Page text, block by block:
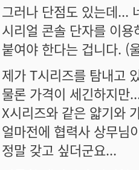
그러나 단점도 있는데...
시리얼 콘솔 단자를 이
붙여야 한다는 겁니다. (
제가 T시리즈를 탐내고
물론 가격이 세긴하지만
X시리즈와 같은 얇기와
얼마전에 협력사 상무님
정말 갖고 싶더군요...